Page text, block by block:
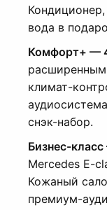
вода в
Комфорт+ —
расширенным
климат-
снэк-набор.
Бизнес-
Mercedes E-
Кожаный
премиум-